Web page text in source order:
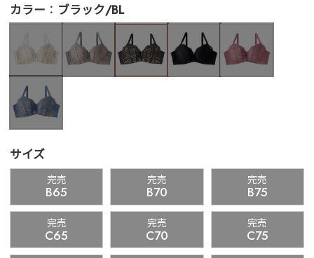
カラー ブラック/BL
サイズ
完売
B65
完売
B70
完売
B75
完売
C65
完売
C70
完売
C75